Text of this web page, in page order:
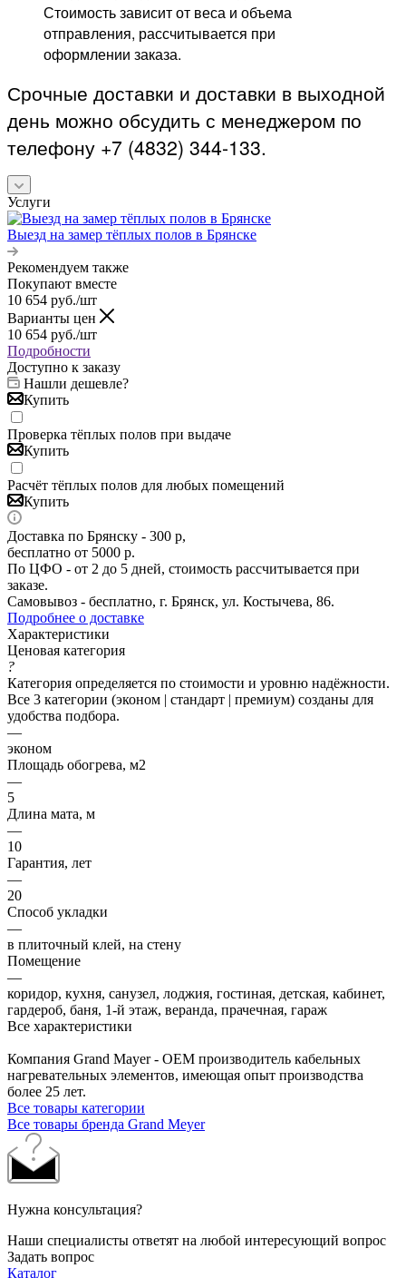
Стоимость зависит от веса и объема
отправления, рассчитывается при
оформлении заказа.
Срочные доставки и доставки в выходной
день можно обсудить с менеджером по
телефону +7 (4832) 344-133.
Услуги
Выезд на замер тёплых полов в Брянске
Рекомендуем также
Покупают вместе
10 654 руб./шт
Варианты цен
10 654 руб./шт
Подробности
Доступно к заказу
Нашли дешевле?
Купить
Проверка тёплых полов при выдаче
Купить
Расчёт тёплых полов для любых помещений
Купить
Доставка по Брянску - 300 р,
бесплатно от 5000 р.
По ЦФО - от 2 до 5 дней, стоимость рассчитывается при
заказе.
Самовывоз - бесплатно, г. Брянск, ул. Костычева, 86.
Подробнее о доставке
Характеристики
Ценовая категория
?
Категория определяется по стоимости и уровню надёжности.
Все 3 категории (эконом | стандарт | премиум) созданы для
удобства подбора.
—
эконом
Площадь обогрева, м2
—
5
Длина мата, м
—
10
Гарантия, лет
—
20
Способ укладки
—
в плиточный клей, на стену
Помещение
—
коридор, кухня, санузел, лоджия, гостиная, детская, кабинет,
гардероб, баня, 1-й этаж, веранда, прачечная, гараж
Все характеристики
Компания Grand Mayer - OEM производитель кабельных
нагревательных элементов, имеющая опыт производства
более 25 лет.
Все товары категории
Все товары бренда Grand Meyer
Нужна консультация?
Наши специалисты ответят на любой интересующий вопрос
Задать вопрос
Каталог